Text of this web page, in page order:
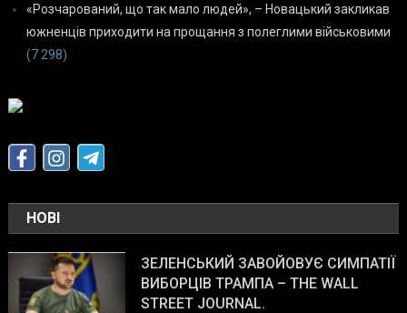
«Розчарований, що так мало людей», – Новацький закликав
южненців приходити на прощання з полеглими військовими
(7 298)
НОВІ
ЗЕЛЕНСЬКИЙ ЗАВОЙОВУЄ СИМПАТІЇ
ВИБОРЦІВ ТРАМПА – THE WALL
STREET JOURNAL.